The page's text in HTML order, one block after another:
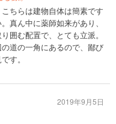
ちらは建物自体は簡素です
真ん中に薬師如来があり、
囲む配置で、とても立派。
道の一角にあるので、鄙び
す。
2019年9月5日